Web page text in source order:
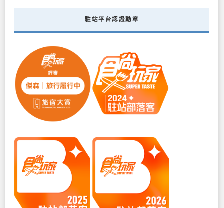
駐站平台認證勳章